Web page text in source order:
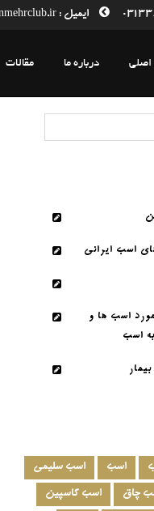
ایمیل : info@iranmehrclub.ir
درباره ما مقالات
اسب ایرانی
اسب ها و
اسب
اسب اسب سلیمی
چاق اسب کاسپین